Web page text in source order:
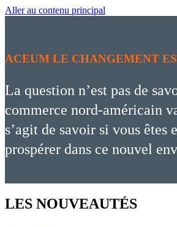
Aller au contenu principal
ACEUM LE CHANGEMENT
La question n’est pas de
commerce nord-américain
s’agit de savoir si vous êtes
prospérer dans ce nouvel
LES NOUVEAUTÉS